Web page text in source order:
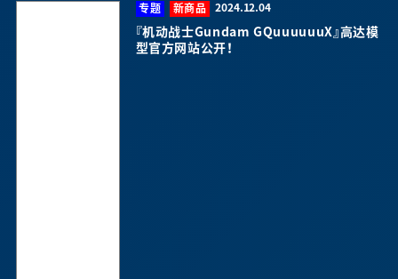
专题 新商品 2024.12.04
『机动战士Gundam GQuuuuuuX』高达模
型官方网站公开！